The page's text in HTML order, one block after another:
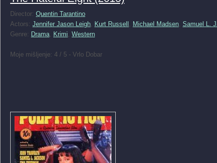
Director: Quentin Tarantino
Actors: Jennifer Jason Leigh Kurt Russell Michael Madsen Samuel L.
Genre: Drama Krimi Western
Moje mišljenje: 4 / 5 - Vrlo Dobar